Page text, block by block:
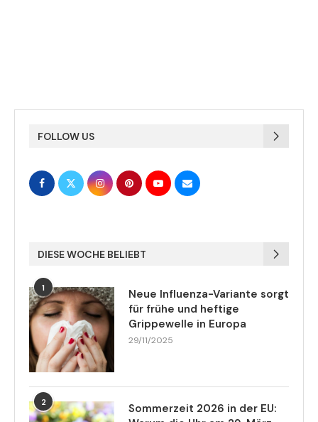
FOLLOW US
DIESE WOCHE BELIEBT
1
Neue Influenza-Variante sorgt
für frühe und heftige
Grippewelle in Europa
29/11/2025
2
Sommerzeit 2026 in der EU: